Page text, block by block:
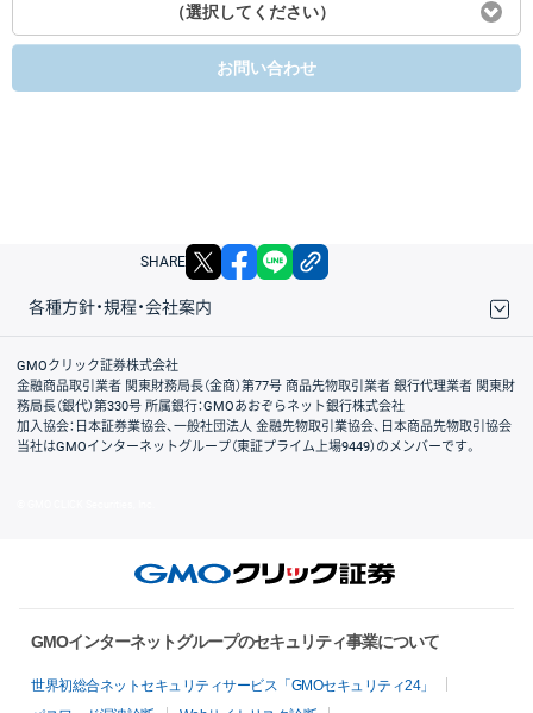
（選択してください）
お問い合わせ
SHARE X facebook
各種方針・規程・会社案内
取引規程・約款
サイトマップ
その他のご案内
個人情報保護方針
最良執行方針
サイトのご利用について
ディスクレイマー
信託保全
リスク説明
会社案内
GMOクリック証券株式会社
金融商品取引業者 関東財務局長（金商）第77号 商品先物取引業者 銀行代理業者 関東財
務局長（銀代）第330号 所属銀行：GMOあおぞらネット銀行株式会社
加入協会：日本証券業協会、一般社団法人 金融先物取引業協会、日本商品先物取引協会
当社はGMOインターネットグループ（東証プライム上場9449）のメンバーです。
GMOインターネットグループのセキュリティ事業について
世界初総合ネットセキュリティサービス「GMOセキュリティ24」